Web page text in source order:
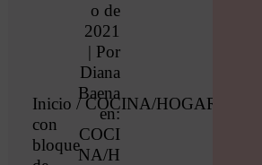
Inicio /COCINA/HOGAR/DECO
con
bloque
o de
2021
| Por
Diana
Baena
en:
COCI
NA/H